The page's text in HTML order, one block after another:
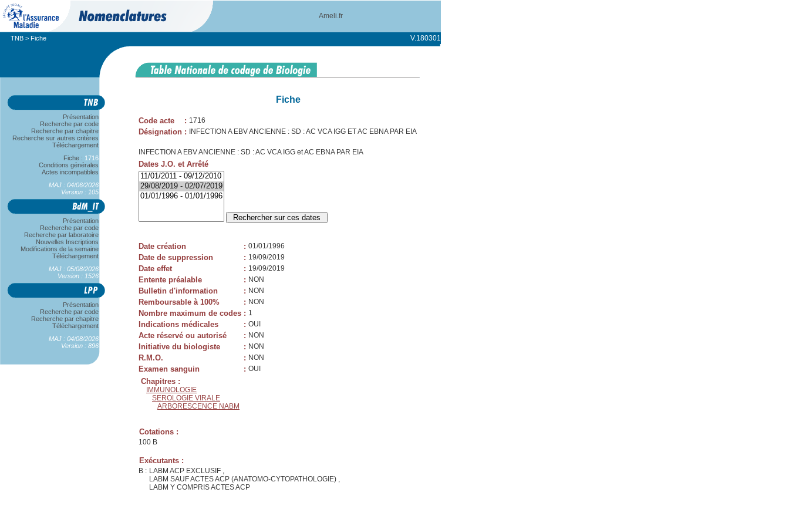
Ameli.fr
TNB > Fiche V.180301
Présentation
Recherche par code
Recherche par chapitre
Recherche sur autres critères
Téléchargement
Fiche : 1716
Conditions générales
Actes incompatibles
MAJ : 04/06/2026
Version : 105
Présentation
Recherche par code
Recherche par laboratoire
Nouvelles Inscriptions
Modifications de la semaine
Téléchargement
MAJ : 05/08/2026
Version : 1526
Présentation
Recherche par code
Recherche par chapitre
Téléchargement
MAJ : 04/08/2026
Version : 896
Fiche
Code acte : 1716
Désignation : INFECTION A EBV ANCIENNE : SD : AC VCA IGG ET AC EBNA PAR EIA
INFECTION A EBV ANCIENNE : SD : AC VCA IGG et AC EBNA PAR EIA
Dates J.O. et Arrêté
Date création : 01/01/1996
Date de suppression : 19/09/2019
Date effet : 19/09/2019
Entente préalable : NON
Bulletin d'information : NON
Remboursable à 100% : NON
Nombre maximum de codes : 1
Indications médicales : OUI
Acte réservé ou autorisé : NON
Initiative du biologiste : NON
R.M.O. : NON
Examen sanguin : OUI
Chapitres :
IMMUNOLOGIE
SEROLOGIE VIRALE
ARBORESCENCE NABM
Cotations :
100 B
Exécutants :
B : LABM ACP EXCLUSIF ,
LABM SAUF ACTES ACP (ANATOMO-CYTOPATHOLOGIE) ,
LABM Y COMPRIS ACTES ACP